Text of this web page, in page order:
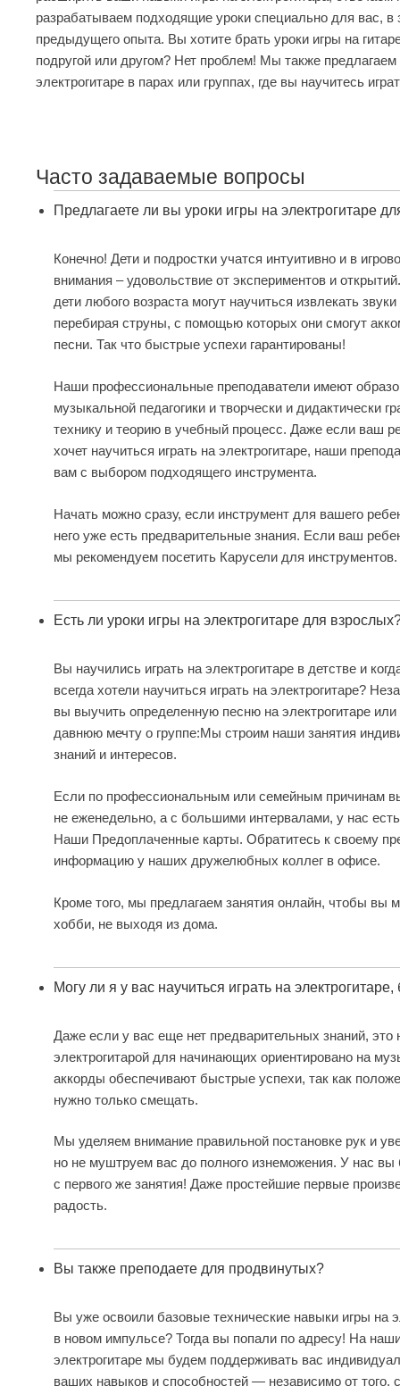
разрабатываем подходящие уроки специально для вас, в
предыдущего опыта. Вы хотите брать уроки игры на
подругой или другом? Нет проблем! Мы также предлагаем
электрогитаре в парах или группах, где вы научитесь
Часто задаваемые вопросы
Предлагаете ли вы уроки игры на электрогитаре
Конечно! Дети и подростки учатся интуитивно и в
внимания – удовольствие от экспериментов и
дети любого возраста могут научиться извлекать
перебирая струны, с помощью которых они смогут
песни. Так что быстрые успехи гарантированы!
Наши профессиональные преподаватели имеют
музыкальной педагогики и творчески и дидактически
технику и теорию в учебный процесс. Даже если ваш
хочет научиться играть на электрогитаре, наши
вам с выбором подходящего инструмента.
Начать можно сразу, если инструмент для вашего
него уже есть предварительные знания. Если ваш
мы рекомендуем посетить Карусели для инструментов.
Есть ли уроки игры на электрогитаре для
Вы научились играть на электрогитаре в детстве и
всегда хотели научиться играть на электрогитаре?
вы выучить определенную песню на электрогитаре
давнюю мечту о группе:Мы строим наши занятия
знаний и интересов.
Если по профессиональным или семейным причинам
не еженедельно, а с большими интервалами, у нас
Наши Предоплаченные карты. Обратитесь к своему
информацию у наших дружелюбных коллег в офисе.
Кроме того, мы предлагаем занятия онлайн, чтобы вы
хобби, не выходя из дома.
Могу ли я у вас научиться играть на
Даже если у вас еще нет предварительных знаний, это
электрогитарой для начинающих ориентировано на
аккорды обеспечивают быстрые успехи, так как
нужно только смещать.
Мы уделяем внимание правильной постановке рук и
но не муштруем вас до полного изнеможения. У нас вы
с первого же занятия! Даже простейшие первые
радость.
Вы также преподаете для продвинутых?
Вы уже освоили базовые технические навыки игры на
в новом импульсе? Тогда вы попали по адресу! На
электрогитаре мы будем поддерживать вас
ваших навыков и способностей — независимо от того,